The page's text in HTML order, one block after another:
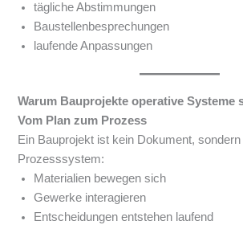
tägliche Abstimmungen
Baustellenbesprechungen
laufende Anpassungen
Warum Bauprojekte operative Systeme
Vom Plan zum Prozess
Ein Bauprojekt ist kein Dokument, sondern
Prozesssystem:
Materialien bewegen sich
Gewerke interagieren
Entscheidungen entstehen laufend